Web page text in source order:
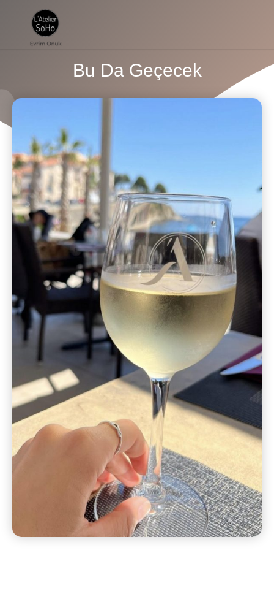
Bu Da Geçecek